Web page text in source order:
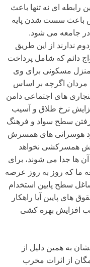
رابطه ای نه تنها باعث
باعث سست شدن پایه
در جامعه می شود.
ندارند از این طریق
دائم که شامل پرداخت
منزل مسکونی برای وی
مردان اگرچه بر اساس
های اجتماعی دامن
نرخ طلاق و آسیب
رفتن سطح سواد و فرهنگ
هوسرانی های همسرش
همسرکشی نخواهد
ها جدا می شوند، برای
ما که روز به روز عرصه
سطح پایین استخدام
های پایین آیا راهکار
افزایش بهره کشی
به همین دلیل از
از اثرات مخرب